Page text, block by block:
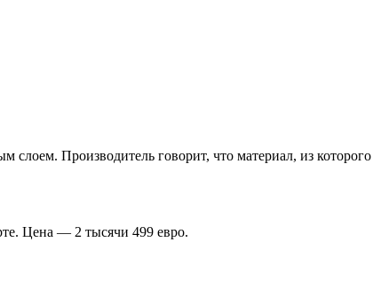
Производитель говорит, что материал, из которого
Цена — 2 тысячи 499 евро.